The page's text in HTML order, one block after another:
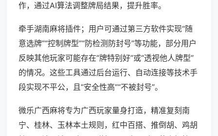
作，通过AI算法调整牌局结果，提升胜率。
牵手湖南麻将插件；用户可通过第三方软件实现“随
意选牌”“控制牌型”“防检测防封号”等功能，部分用户
反映其他玩家可能存在“牌特别好”或“透视他人牌型”
的情况。这些工具通过后台运行、自动连接等技术手
段实现不平公，且“安全性高”“不被封号”。
微乐广西麻将专为广西玩家量身打造，精准复刻南
宁、桂林、玉林本土规则，红中百搭、推倒胡、鸡胡